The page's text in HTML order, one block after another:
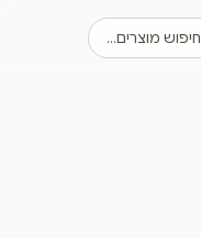
חיפוש מוצרים…